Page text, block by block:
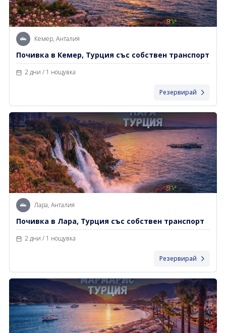
Кемер, Анталия
Почивка в Кемер, Турция със собствен транспорт
2 дни / 1 нощувка
Резервирай
Лара, Анталия
Почивка в Лара, Турция със собствен транспорт
2 дни / 1 нощувка
Резервирай